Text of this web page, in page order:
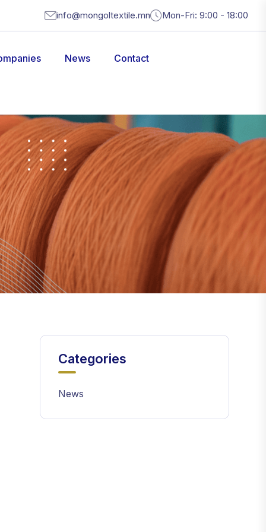
info@mongoltextile.mn Mon-Fri: 9:00 - 18:00
News Contact
Categories
News